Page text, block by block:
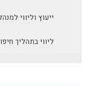
ייעוץ וליווי
ליווי בתהליך